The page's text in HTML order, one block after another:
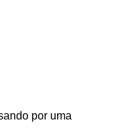
por uma